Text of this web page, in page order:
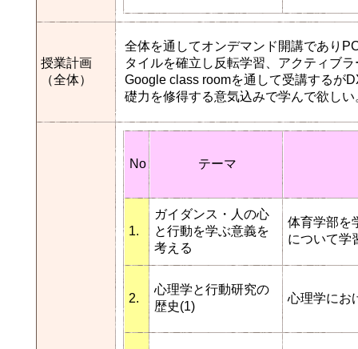
授業計画
（全体）
全体を通してオンデマンド開講であり
タイルを確立し反転学習、アクティブ
Google class roomを通して受講するが
礎力を修得する意気込みで学んで欲しい
No テーマ
1.
ガイダンス・人の心
と行動を学ぶ意義を
考える
体育学部を
について学
2.
心理学と行動研究の
歴史(1)
心理学にお